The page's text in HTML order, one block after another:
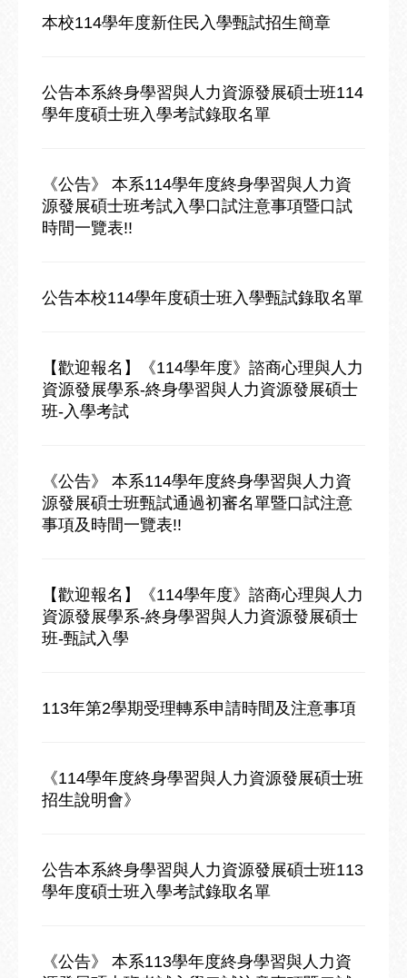
本校114學年度新住民入學甄試招生簡章
公告本系終身學習與人力資源發展碩士班114
學年度碩士班入學考試錄取名單
《公告》 本系114學年度終身學習與人力資
源發展碩士班考試入學口試注意事項暨口試
時間一覽表!!
公告本校114學年度碩士班入學甄試錄取名單
【歡迎報名】《114學年度》諮商心理與人力
資源發展學系-終身學習與人力資源發展碩士
班-入學考試
《公告》 本系114學年度終身學習與人力資
源發展碩士班甄試通過初審名單暨口試注意
事項及時間一覽表!!
【歡迎報名】《114學年度》諮商心理與人力
資源發展學系-終身學習與人力資源發展碩士
班-甄試入學
113年第2學期受理轉系申請時間及注意事項
《114學年度終身學習與人力資源發展碩士班
招生說明會》
公告本系終身學習與人力資源發展碩士班113
學年度碩士班入學考試錄取名單
《公告》 本系113學年度終身學習與人力資